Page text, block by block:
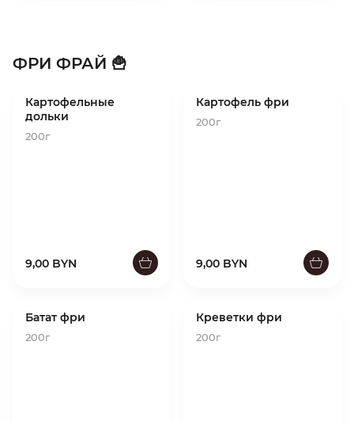
ФРИ ФРАЙ 🍟
Картофельные
дольки
200г
9,00 BYN
Картофель фри
200г
9,00 BYN
Батат фри
200г
Креветки фри
200г